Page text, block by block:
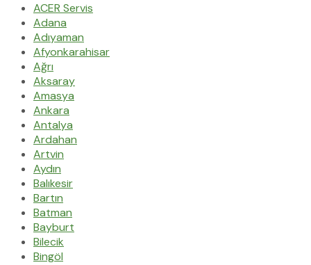
ACER Servis
Adana
Adıyaman
Afyonkarahisar
Ağrı
Aksaray
Amasya
Ankara
Antalya
Ardahan
Artvin
Aydın
Balıkesir
Bartın
Batman
Bayburt
Bilecik
Bingöl